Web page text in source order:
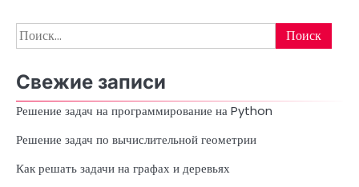
Найти:
Свежие записи
Решение задач на программирование на Python
Решение задач по вычислительной геометрии
Как решать задачи на графах и деревьях